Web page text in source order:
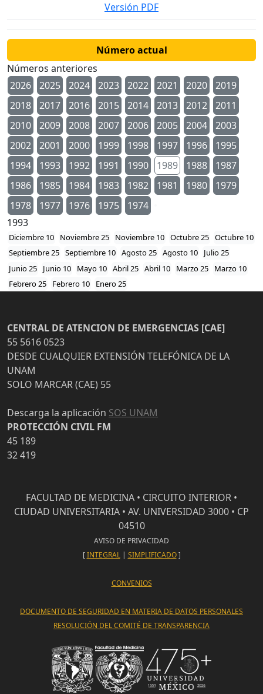
Versión PDF
Número actual
Números anteriores
2026
2025 2024 2023 2022 2021 2020
2019
2018
2017 2016 2015 2014 2013 2012
2011
2010
2009 2008 2007 2006 2005 2004
2003
2002
2001 2000 1999 1998 1997 1996
1995
1994
1993 1992 1991 1990 1989 1988
1987
1986
1985 1984 1983 1982 1981 1980
1979
1978
1977 1976 1975
1974
1993
Diciembre 10 Noviembre 25 Noviembre 10 Octubre 25 Octubre 10
Septiembre 25 Septiembre 10 Agosto 25 Agosto 10
Julio 25
Junio 25
Junio 10 Mayo 10 Abril 25 Abril 10 Marzo 25
Marzo 10
Febrero 25
Febrero 10 Enero 25
CENTRAL DE ATENCION DE EMERGENCIAS [CAE]
55 5616 0523
DESDE CUALQUIER EXTENSIÓN TELEFÓNICA DE LA
UNAM
SOLO MARCAR (CAE) 55
Descarga la aplicación SOS UNAM
PROTECCIÓN CIVIL FM
45 189
32 419
FACULTAD DE MEDICINA • CIRCUITO INTERIOR •
CIUDAD UNIVERSITARIA • AV. UNIVERSIDAD 3000 • CP
04510
AVISO DE PRIVACIDAD
[INTEGRAL| SIMPLIFICADO]
CONVENIOS
DOCUMENTO DE SEGURIDAD EN MATERIA DE DATOS PERSONALES
RESOLUCIÓN DEL COMITÉ DE TRANSPARENCIA